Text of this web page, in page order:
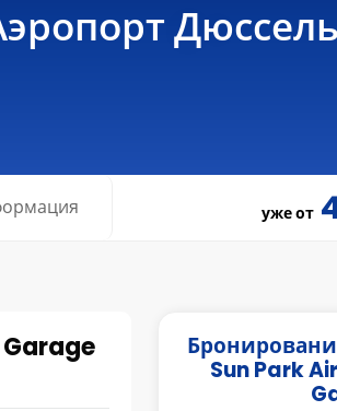
уже от
Sun Park